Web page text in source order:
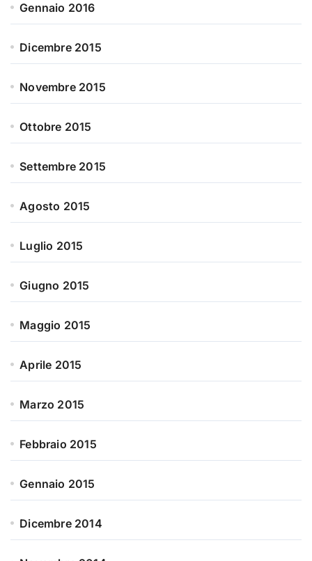
Gennaio 2016
Dicembre 2015
Novembre 2015
Ottobre 2015
Settembre 2015
Agosto 2015
Luglio 2015
Giugno 2015
Maggio 2015
Aprile 2015
Marzo 2015
Febbraio 2015
Gennaio 2015
Dicembre 2014